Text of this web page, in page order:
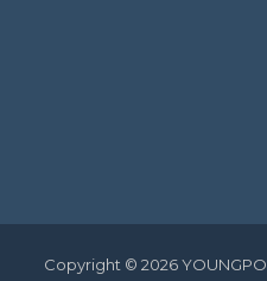
Copyright © 2026